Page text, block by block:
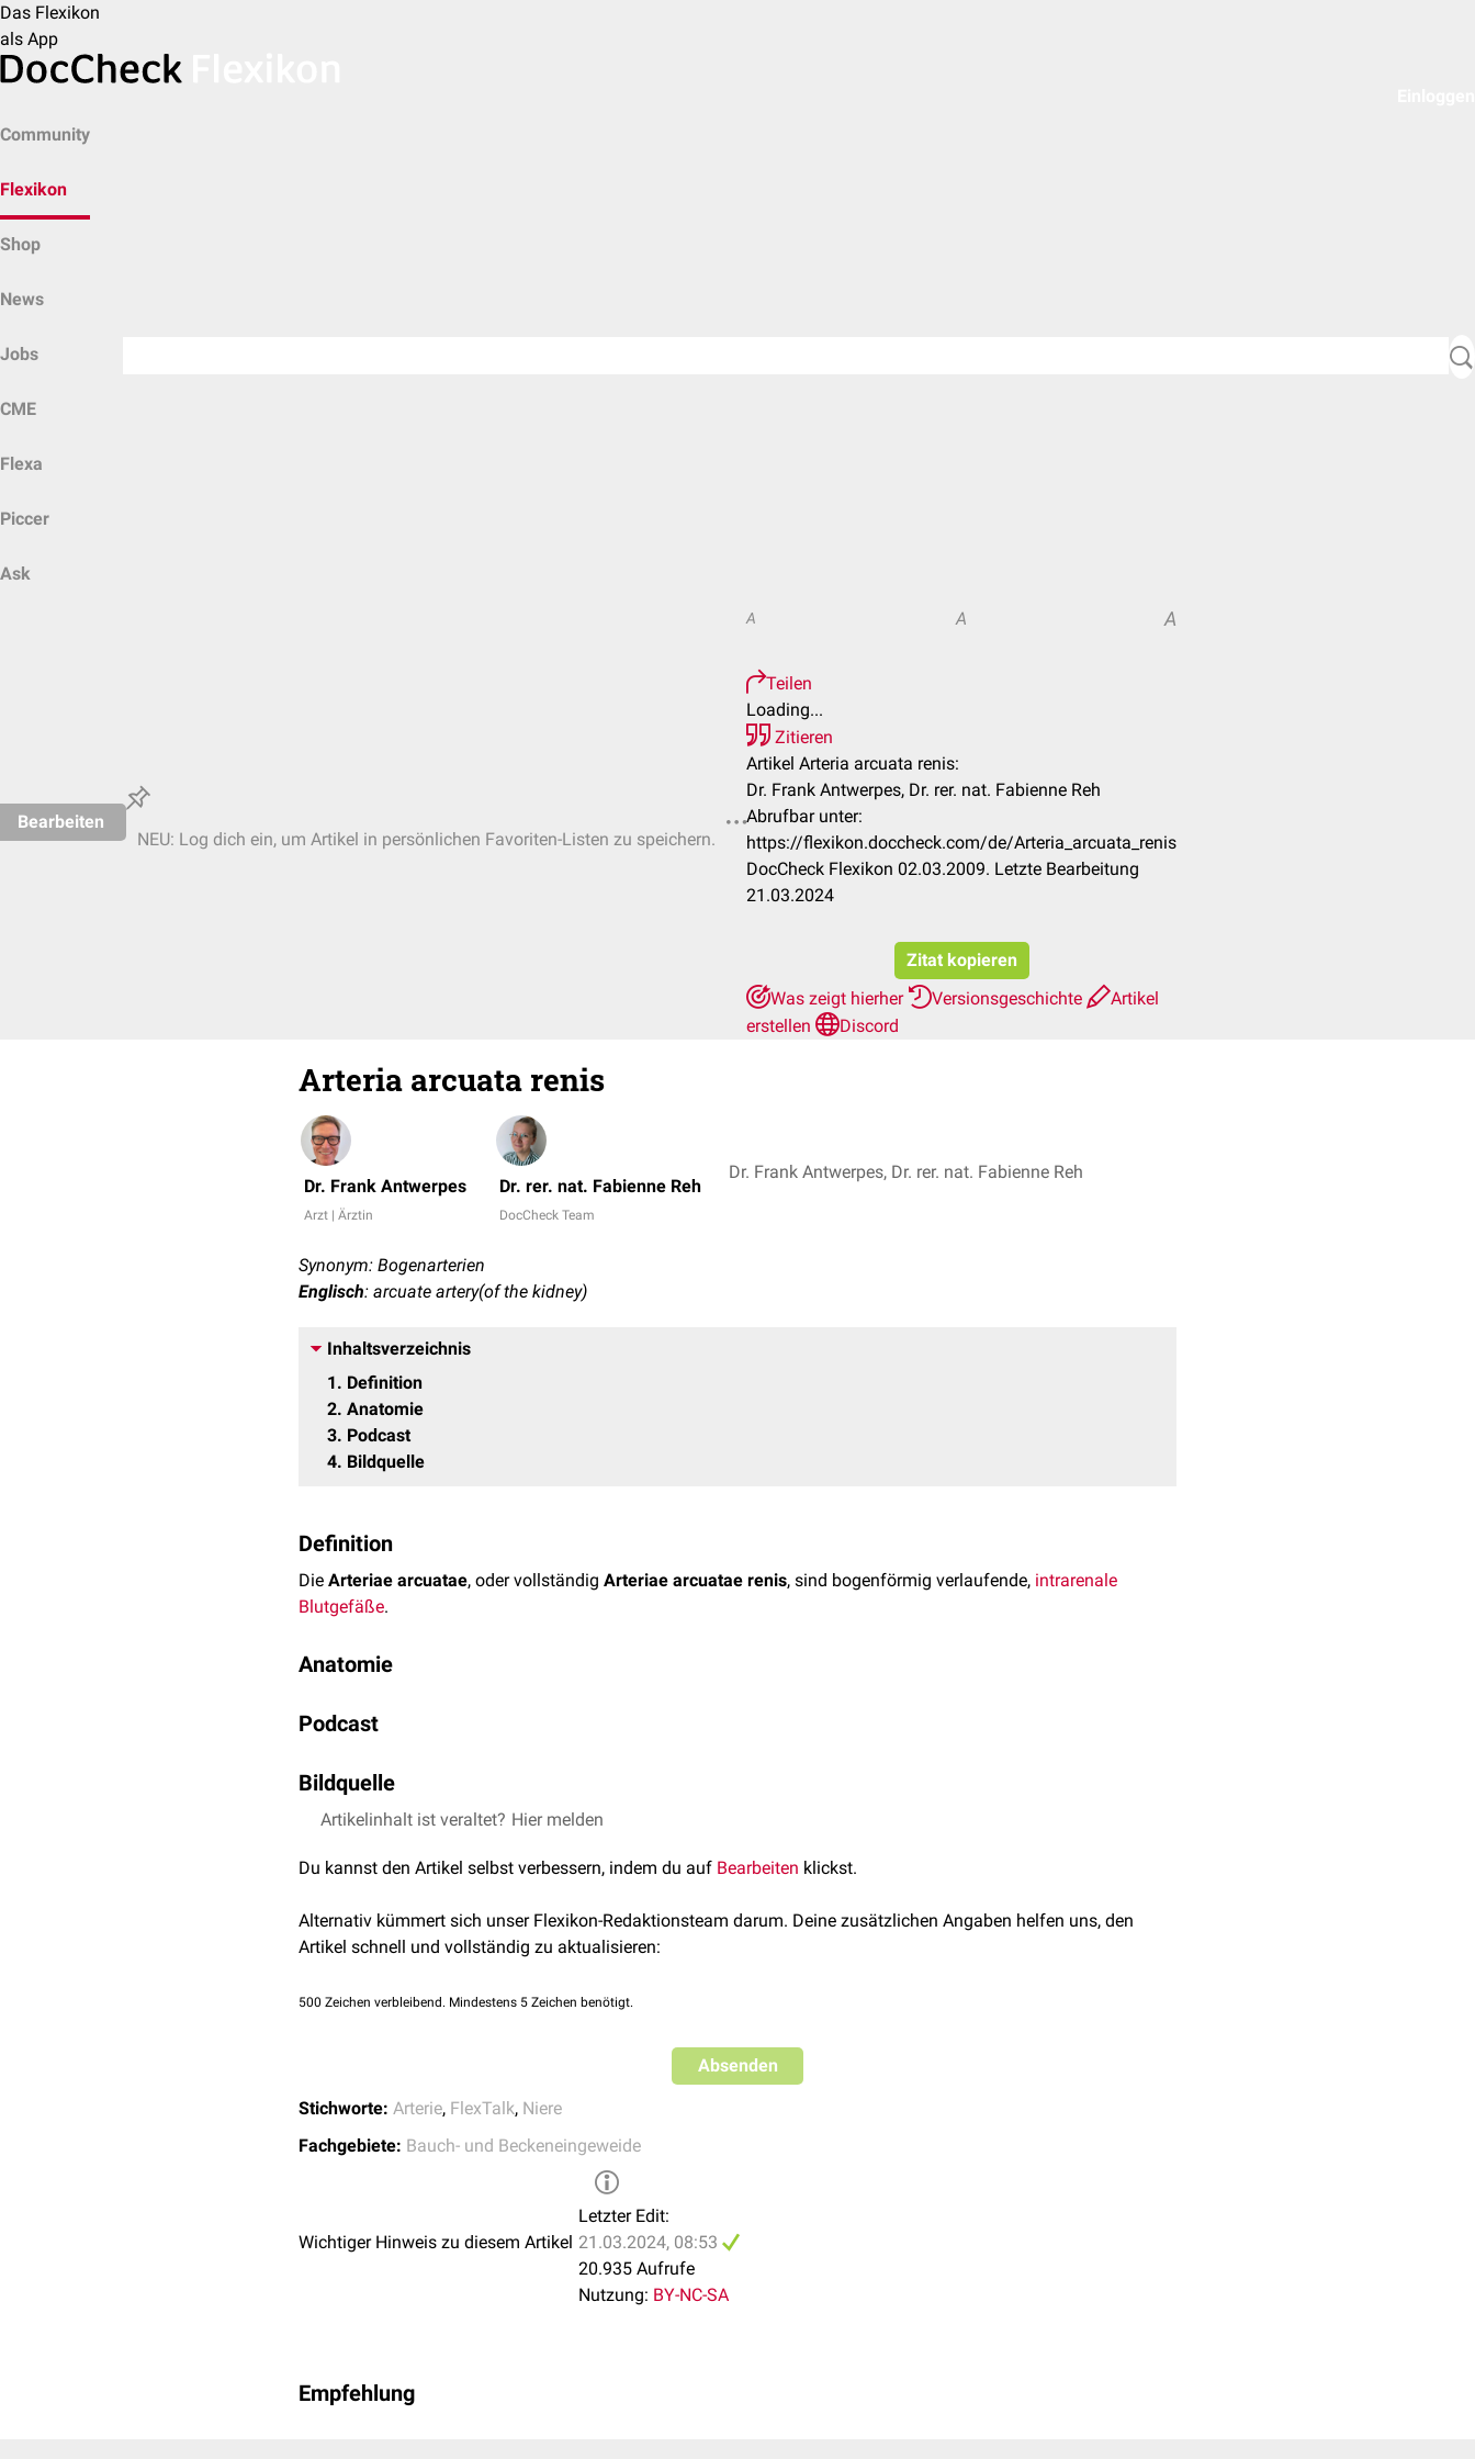
Das Flexikon
als App
Community
Flexikon
Shop
News
Jobs
CME
Flexa
Piccer
Ask
Bearbeiten
NEU: Log dich ein, um Artikel in persönlichen Favoriten-Listen zu speichern.
A A A
Teilen
Loading...
Zitieren
Artikel Arteria arcuata renis:
Dr. Frank Antwerpes, Dr. rer. nat. Fabienne Reh
Abrufbar unter:
https://flexikon.doccheck.com/de/Arteria_arcuata_renis
DocCheck Flexikon 02.03.2009. Letzte Bearbeitung
21.03.2024
Zitat kopieren
Was zeigt hierher
Versionsgeschichte
Artikel
erstellen
Discord
Arteria arcuata renis
Dr. Frank Antwerpes
Arzt | Ärztin
Dr. rer. nat. Fabienne Reh
DocCheck Team
Dr. Frank Antwerpes, Dr. rer. nat. Fabienne Reh
Synonym: Bogenarterien
Englisch: arcuate artery(of the kidney)
Inhaltsverzeichnis
1
Definition
2 Anatomie
3 Podcast
4 Bildquelle
Definition
Die Arteriae arcuatae, oder vollständig Arteriae arcuatae renis, sind bogenförmig verlaufende, intrarenale
Blutgefäße.
Anatomie
Nierenmark
Podcast
Bildquelle
Bildquelle Podcast: © blackieshoot /
Artikelinhalt ist veraltet? Hier melden
Du kannst den Artikel selbst verbessern, indem du auf Bearbeiten klickst.
Alternativ kümmert sich unser Flexikon-Redaktionsteam darum. Deine zusätzlichen Angaben helfen uns, den
Artikel schnell und vollständig zu aktualisieren:
500 Zeichen verbleibend. Mindestens 5 Zeichen benötigt.
Absenden
Stichworte: Arterie, FlexTalk, Niere
Fachgebiete: Bauch- und Beckeneingeweide
Wichtiger Hinweis zu diesem Artikel
Letzter Edit:
21.03.2024, 08:53
20.935 Aufrufe
Nutzung: BY-NC-SA
Empfehlung